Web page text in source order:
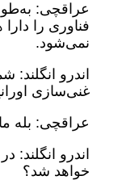
عراقچی:
فناوری را
نمی‌شود.
اندرو انگلند:
غنی‌سازی
عراقچی: بله
اندرو
خواهد شد؟